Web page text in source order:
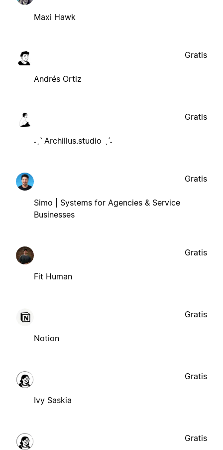
Maxi Hawk
Andrés Ortiz
Gratis
˗ˏˋ Archillus.studio ˎˊ˗
Gratis
Simo | Systems for Agencies & Service
Businesses
Gratis
Fit Human
Gratis
Notion
Gratis
Ivy Saskia
Gratis
Gratis